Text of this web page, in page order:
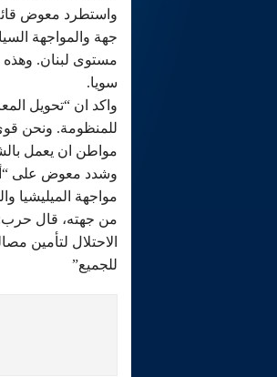
واستطرد معوض
جهة والمواجهة
مستوى لبنان.
سويا.
واكد ان “تحويل
للمنظومة. ونحن
مواطن ان يعمل
وشدد معوض على
مواجهة الميليشيا
من جهته، قال حرب:
الاحتلال لتأمين
للجميع”